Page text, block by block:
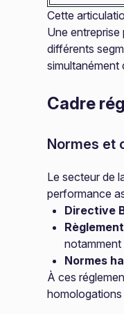
Cette
Une
différents
simultanément
Cadre
Normes et
Le secteur de
performance
Directive
Normes
À ces
homologations